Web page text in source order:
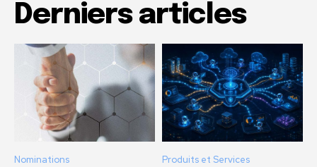
Derniers articles
Nominations Produits et Services